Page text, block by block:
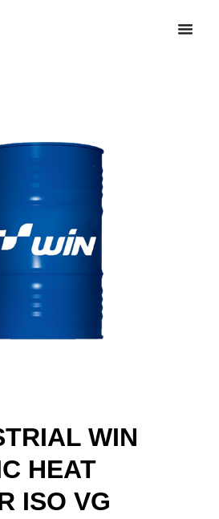
WIN
HEAT
ISO VG